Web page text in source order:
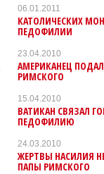
06.01.2011
КАТОЛИЧЕСКИХ
ПЕДОФИЛИИ
23.04.2010
АМЕРИКАНЕЦ
РИМСКОГО
15.04.2010
ВАТИКАН СВЯЗАЛ
ПЕДОФИЛИЮ
24.03.2010
ЖЕРТВЫ НАСИЛИЯ
ПАПЫ РИМСКОГО